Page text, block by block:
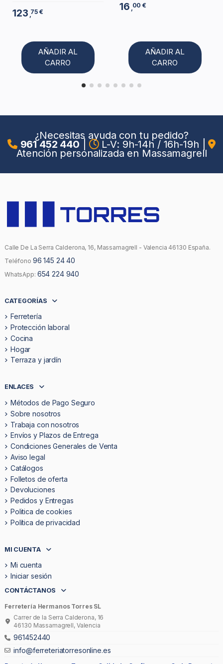
123 ,75 €
AÑADIR AL
CARRO
16 00 €
AÑADIR AL
CARRO
¿Necesitas ayuda con tu pedido?
961 452 440 L-V: 9h-14h / 16h-19h
Atención personalizada en Massamagrell
Calle De La Serra Calderona, 16, Massamagrell - Valencia 46130 España.
Teléfono 96 145 24 40
WhatsApp: 654 224 940
CATEGORÍAS
Ferretería
Protección laboral
Cocina
Hogar
Terraza y jardín
ENLACES
Métodos de Pago Seguro
Sobre nosotros
Trabaja con nosotros
Envíos y Plazos de Entrega
Condiciones Generales de Venta
Aviso legal
Catálogos
Folletos de oferta
Devoluciones
Pedidos y Entregas
Politica de cookies
Política de privacidad
MI CUENTA
Mi cuenta
Iniciar sesión
CONTÁCTANOS
Ferretería Hermanos Torres SL
Carrer de la Serra Calderona, 16
46130 Massamagrell, Valencia
961452440
info@ferreteriatorresonline.es